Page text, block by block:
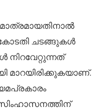
ചടങ്ങുകൾ
മാറയിരിക്കുകയാണ്.